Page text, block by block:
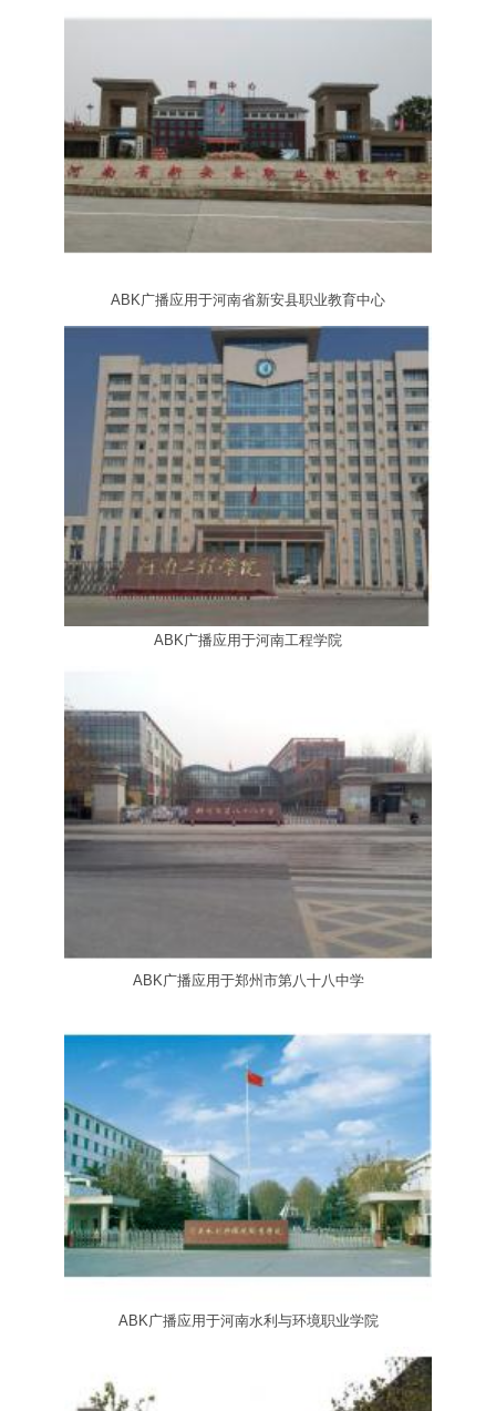
ABK广播应用于河南省新安县职业教育中心
ABK广播应用于河南工程学院
ABK广播应用于郑州市第八十八中学
ABK广播应用于河南水利与环境职业学院